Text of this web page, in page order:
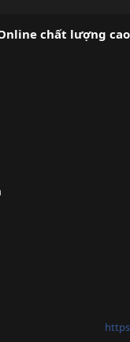
chất lượng cao